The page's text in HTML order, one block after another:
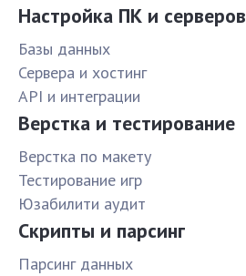
Настройка ПК и серверов
Базы данных
Сервера и хостинг
API и интеграции
Верстка и тестирование
Верстка по макету
Тестирование игр
Юзабилити аудит
Скрипты и парсинг
Парсинг данных